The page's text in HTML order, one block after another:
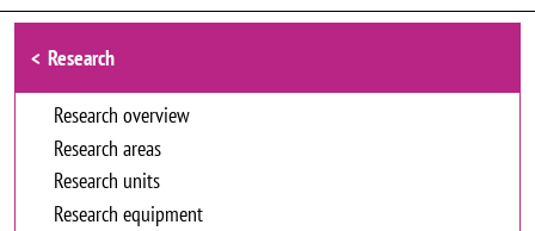
Browse the section
Research
Research overview
Research areas
Research units
Research equipment